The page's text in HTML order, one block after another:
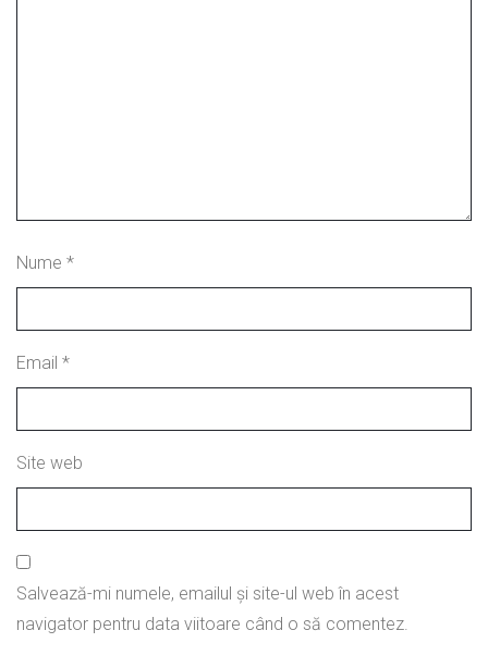
Nume *
Email *
Site web
Salvează-mi numele, emailul și site-ul web în acest
navigator pentru data viitoare când o să comentez.